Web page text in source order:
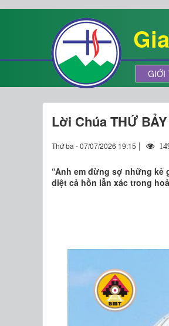
GIỚI
Lời Chúa THỨ
Thứ ba - 07/07/2026 19:15 |
“Anh em đừng sợ những
diệt cả hồn lẫn xác trong